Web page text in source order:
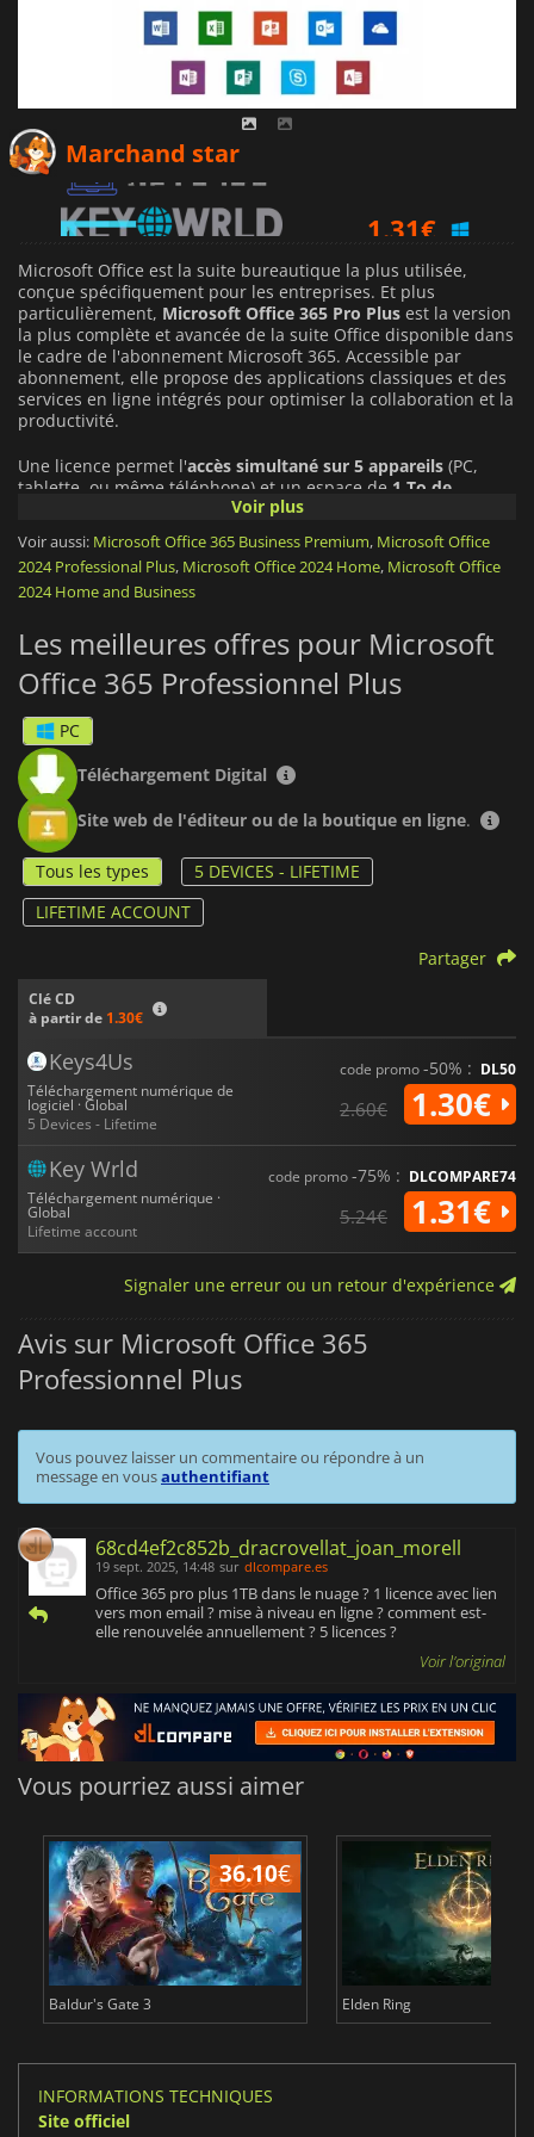
Marchand star
1.31 €
Microsoft Office est la suite bureautique la plus utilisée,
conçue spécifiquement pour les entreprises. Et plus
particulièrement, Microsoft Office 365 Pro Plus est la version
la plus complète et avancée de la suite Office disponible dans
le cadre de l'abonnement Microsoft 365. Accessible par
abonnement, elle propose des applications classiques et des
services en ligne intégrés pour optimiser la collaboration et la
productivité.
Une licence permet l'accès simultané sur 5 appareils (PC,
tablette, ou même téléphone) et un espace de 1 To de
pour sauvegarder les fichiers et dossiers
importants de l’entreprise, et permettre à tous les
collaborateurs d’y avoir accès.
La licence inclus les applications suivantes :
bureaux et web, ainsi qu’Access et Publisher, uniquement sur
PC.
Windows 10, 8.1, 7 et les dernières versions de MacOS et il
dispose d’un système de sécurité robuste adapté aux
entreprises.
En résumé, Microsoft Office 365 Pro Plusest un outil
essentiel pour les professionnels, combinant stockage en
ligne et applications performantes pour améliorer la
productivité et la collaboration au sein des équipes.
Voir plus
Voir aussi: Microsoft Office 365 Business Premium, Microsoft Office
2024 Professional Plus, Microsoft Office 2024 Home, Microsoft Office
2024 Home and Business
Les meilleures offres pour Microsoft
Office 365 Professionnel Plus
PC
Téléchargement Digital
Site web de l'éditeur ou de la boutique en ligne.
Tous les types
5 DEVICES - LIFETIME
LIFETIME ACCOUNT
Clé CD
à partir de 1.30€
Partager
Keys4Us
Téléchargement numérique de
logiciel · Global
5 Devices - Lifetime
code promo-50% : DL50
2.60€ 1.30€
Key Wrld
Téléchargement numérique ·
Global
Lifetime account
code promo-75% : DLCOMPARE74
5.24€ 1.31€
Signaler une erreur ou un retour d'expérience
Avis sur Microsoft Office 365
Professionnel Plus
Vous pouvez laisser un commentaire ou répondre à un
message en vousauthentifiant
68cd4ef2c852b_dracrovellat_joan_morell
19 sept. 2025, 14:48 sur dlcompare.es
Office 365 pro plus 1TB dans le nuage ? 1 licence avec lien
vers mon email ? mise à niveau en ligne ? comment est-
elle renouvelée annuellement ? 5 licences ?
Voir l'original
Vous pourriez aussi aimer
36.10€
Baldur's Gate 3 Elden Ring
INFORMATIONS TECHNIQUES
Site officiel